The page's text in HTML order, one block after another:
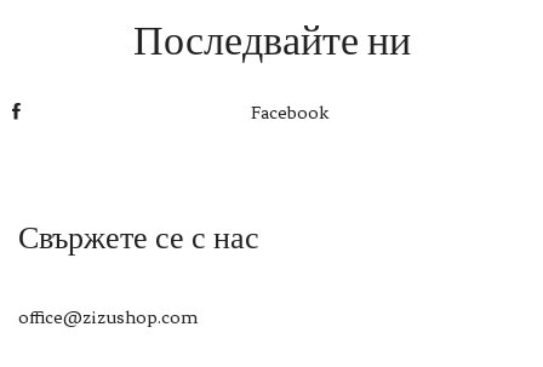
Последвайте ни
Facebook
Свържете се с нас
office@zizushop.com